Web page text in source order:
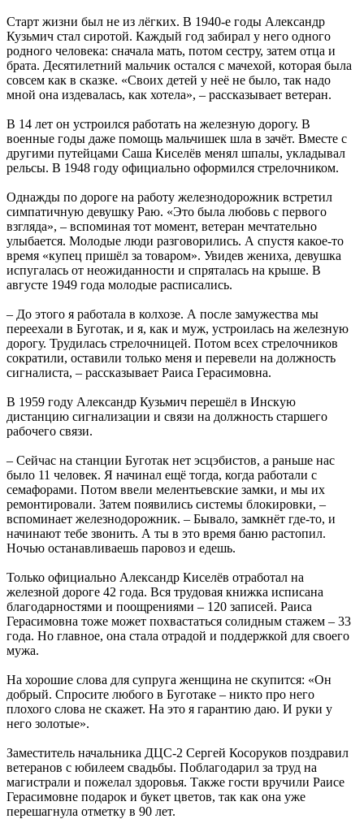
Старт жизни был не из лёгких. В 1940-е годы Александр
Кузьмич стал сиротой. Каждый год забирал у него одного
родного человека: сначала мать, потом сестру, затем отца и
брата. Десятилетний мальчик остался с мачехой, которая была
совсем как в сказке. «Своих детей у неё не было, так надо
мной она издевалась, как хотела», – рассказывает ветеран.
В 14 лет он устроился работать на железную дорогу. В
военные годы даже помощь мальчишек шла в зачёт. Вместе с
другими путейцами Саша Киселёв менял шпалы, укладывал
рельсы. В 1948 году официально оформился стрелочником.
Однажды по дороге на работу железнодорожник встретил
симпатичную девушку Раю. «Это была любовь с первого
взгляда», – вспоминая тот момент, ветеран мечтательно
улыбается. Молодые люди разговорились. А спустя какое-то
время «купец пришёл за товаром». Увидев жениха, девушка
испугалась от неожиданности и спряталась на крыше. В
августе 1949 года молодые расписались.
– До этого я работала в колхозе. А после замужества мы
переехали в Буготак, и я, как и муж, устроилась на железную
дорогу. Трудилась стрелочницей. Потом всех стрелочников
сократили, оставили только меня и перевели на должность
сигналиста, – рассказывает Раиса Герасимовна.
В 1959 году Александр Кузьмич перешёл в Инскую
дистанцию сигнализации и связи на должность старшего
рабочего связи.
– Сейчас на станции Буготак нет эсцэбистов, а раньше нас
было 11 человек. Я начинал ещё тогда, когда работали с
семафорами. Потом ввели мелентьевские замки, и мы их
ремонтировали. Затем появились системы блокировки, –
вспоминает железнодорожник. – Бывало, замкнёт где-то, и
начинают тебе звонить. А ты в это время баню растопил.
Ночью останавливаешь паровоз и едешь.
Только официально Александр Киселёв отработал на
железной дороге 42 года. Вся трудовая книжка исписана
благодарностями и поощрениями – 120 записей. Раиса
Герасимовна тоже может похвастаться солидным стажем – 33
года. Но главное, она стала отрадой и поддержкой для своего
мужа.
На хорошие слова для супруга женщина не скупится: «Он
добрый. Спросите любого в Буготаке – никто про него
плохого слова не скажет. На это я гарантию даю. И руки у
него золотые».
Заместитель начальника ДЦС-2 Сергей Косоруков поздравил
ветеранов с юбилеем свадьбы. Поблагодарил за труд на
магистрали и пожелал здоровья. Также гости вручили Раисе
Герасимовне подарок и букет цветов, так как она уже
перешагнула отметку в 90 лет.